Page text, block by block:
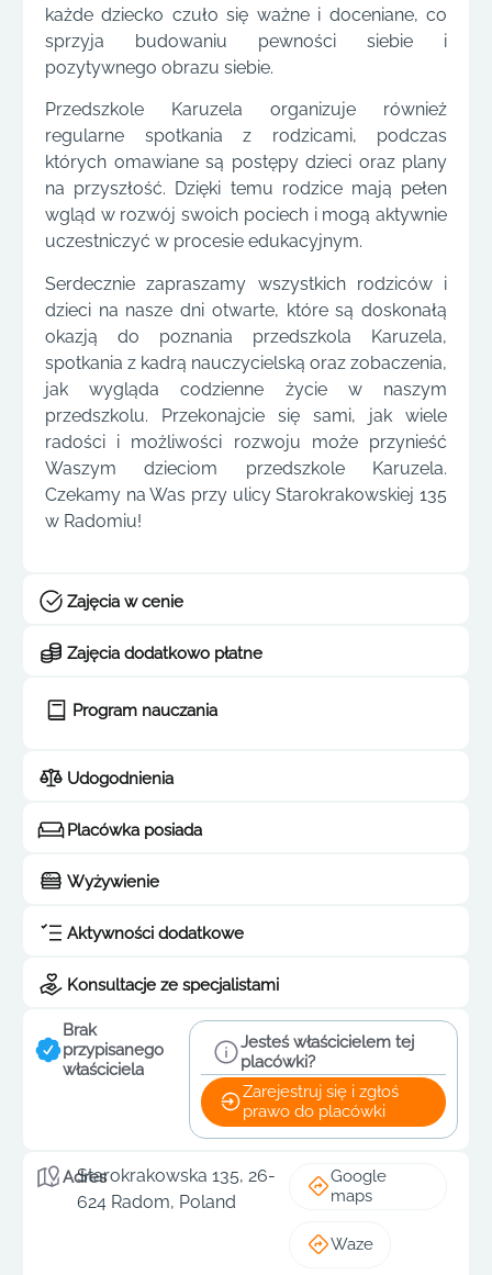
każde dziecko czuło się ważne i doceniane, co
sprzyja budowaniu pewności siebie i
pozytywnego obrazu siebie.
Przedszkole Karuzela organizuje również
regularne spotkania z rodzicami, podczas
których omawiane są postępy dzieci oraz plany
na przyszłość. Dzięki temu rodzice mają pełen
wgląd w rozwój swoich pociech i mogą aktywnie
uczestniczyć w procesie edukacyjnym.
Serdecznie zapraszamy wszystkich rodziców i
dzieci na nasze dni otwarte, które są doskonałą
okazją do poznania przedszkola Karuzela,
spotkania z kadrą nauczycielską oraz zobaczenia,
jak wygląda codzienne życie w naszym
przedszkolu. Przekonajcie się sami, jak wiele
radości i możliwości rozwoju może przynieść
Waszym dzieciom przedszkole Karuzela.
Czekamy na Was przy ulicy Starokrakowskiej 135
w Radomiu!
Zajęcia w cenie
Zajęcia dodatkowo płatne
Program nauczania
Udogodnienia
Placówka posiada
Wyżywienie
Aktywności dodatkowe
Konsultacje ze specjalistami
Brak
przypisanego
właściciela
Jesteś właścicielem tej
placówki?
Zarejestruj się i zgłoś
prawo do placówki
Adres
Starokrakowska 135, 26-
624 Radom, Poland
Google
maps
Waze